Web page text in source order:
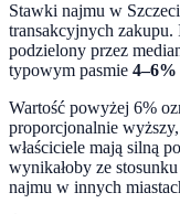
Stawki najmu w
transakcyjnych
podzielony przez
typowym pasmie 4–6%
Wartość powyżej 6%
proporcjonalnie
właściciele mają silną
wynikałoby ze
najmu w innych